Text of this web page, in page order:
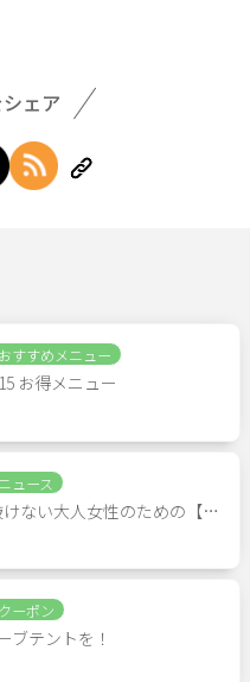
ェア
おすすめメニュー
お得メニュー
ニュース
ない大人女性のための【…
クーポン
ブテントを！